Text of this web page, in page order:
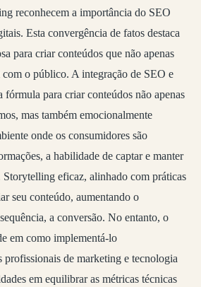
reconhecem a importância do SEO
Esta convergência de fatos destaca
para criar conteúdos que não apenas
com o público. A integração de SEO e
para criar conteúdos não apenas
mas também emocionalmente
onde os consumidores são
a habilidade de captar e manter
Storytelling eficaz, alinhado com práticas
seu conteúdo, aumentando o
a conversão. No entanto, o
em como implementá-lo
profissionais de marketing e tecnologia
em equilibrar as métricas técnicas